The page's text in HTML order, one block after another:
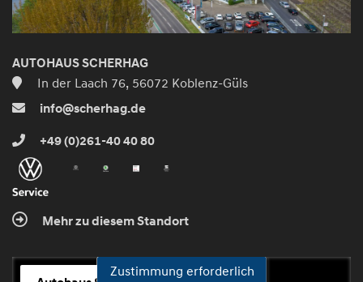
AUTOHAUS SCHERHAG
In der Laach 76, 56072 Koblenz-Güls
info@scherhag.de
+49 (0)261-40 40 80
Mehr zu diesem Standort
Zustimmung erforderlich